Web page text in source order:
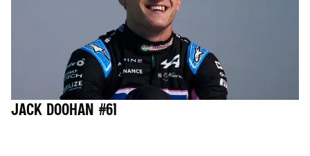
JACK DOOHAN #61